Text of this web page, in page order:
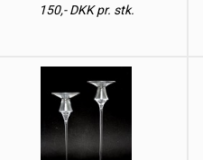
150,- DKK pr. stk.